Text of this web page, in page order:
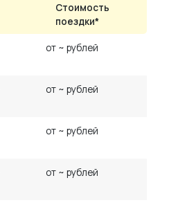
Стоимость
поездки*
от ~ рублей
от ~ рублей
от ~ рублей
от ~ рублей